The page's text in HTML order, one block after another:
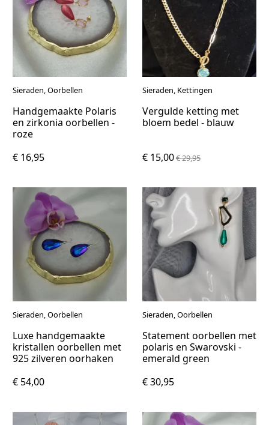
Sieraden, Oorbellen
Handgemaakte Polaris
en zirkonia oorbellen -
roze
€ 16,95
Sieraden, Kettingen
Vergulde ketting met
bloem bedel - blauw
€ 15,00€ 29,95
Sieraden, Oorbellen
Luxe handgemaakte
kristallen oorbellen met
925 zilveren oorhaken
€ 54,00
Sieraden, Oorbellen
Statement oorbellen met
polaris en Swarovski -
emerald green
€ 30,95